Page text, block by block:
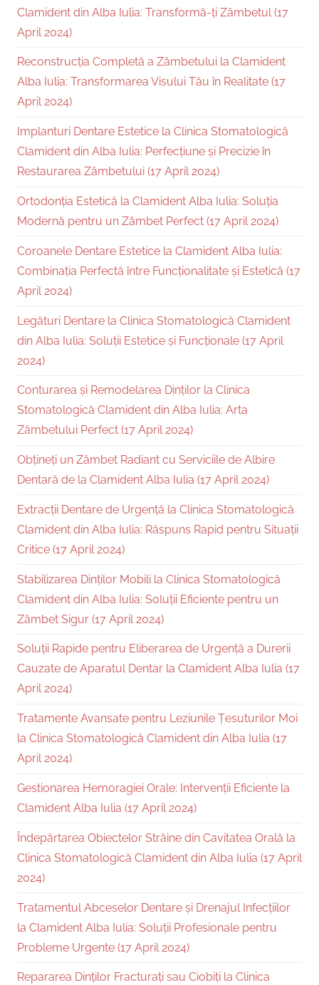
Clamident din Alba Iulia: Transformă-ți Zâmbetul (17
April 2024)
Reconstrucția Completă a Zâmbetului la Clamident
Alba Iulia: Transformarea Visului Tău în Realitate (17
April 2024)
Implanturi Dentare Estetice la Clinica Stomatologică
Clamident din Alba Iulia: Perfecțiune și Precizie în
Restaurarea Zâmbetului (17 April 2024)
Ortodonția Estetică la Clamident Alba Iulia: Soluția
Modernă pentru un Zâmbet Perfect (17 April 2024)
Coroanele Dentare Estetice la Clamident Alba Iulia:
Combinația Perfectă între Funcționalitate și Estetică (17
April 2024)
Legături Dentare la Clinica Stomatologică Clamident
din Alba Iulia: Soluții Estetice și Funcționale (17 April
2024)
Conturarea și Remodelarea Dinților la Clinica
Stomatologică Clamident din Alba Iulia: Arta
Zâmbetului Perfect (17 April 2024)
Obțineți un Zâmbet Radiant cu Serviciile de Albire
Dentară de la Clamident Alba Iulia (17 April 2024)
Extracții Dentare de Urgență la Clinica Stomatologică
Clamident din Alba Iulia: Răspuns Rapid pentru Situații
Critice (17 April 2024)
Stabilizarea Dinților Mobili la Clinica Stomatologică
Clamident din Alba Iulia: Soluții Eficiente pentru un
Zâmbet Sigur (17 April 2024)
Soluții Rapide pentru Eliberarea de Urgență a Durerii
Cauzate de Aparatul Dentar la Clamident Alba Iulia (17
April 2024)
Tratamente Avansate pentru Leziunile Țesuturilor Moi
la Clinica Stomatologică Clamident din Alba Iulia (17
April 2024)
Gestionarea Hemoragiei Orale: Intervenții Eficiente la
Clamident Alba Iulia (17 April 2024)
Îndepărtarea Obiectelor Străine din Cavitatea Orală la
Clinica Stomatologică Clamident din Alba Iulia (17 April
2024)
Tratamentul Abceselor Dentare și Drenajul Infecțiilor
la Clamident Alba Iulia: Soluții Profesionale pentru
Probleme Urgente (17 April 2024)
Repararea Dinților Fracturați sau Ciobiți la Clinica